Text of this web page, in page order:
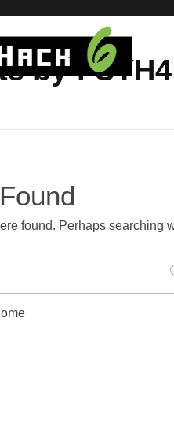
by : SYH4
found. Perhaps searching